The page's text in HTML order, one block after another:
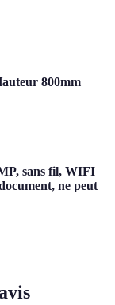
800mm
sans fil, WIFI
ne peut